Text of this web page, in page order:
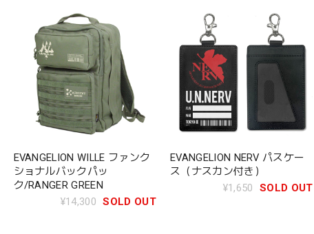
EVANGELION WILLE ファンク
ショナルバックパッ
ク/RANGER GREEN
¥14,300 SOLD OUT
EVANGELION NERV パスケー
ス（ナスカン付き）
¥1,650
SOLD OUT